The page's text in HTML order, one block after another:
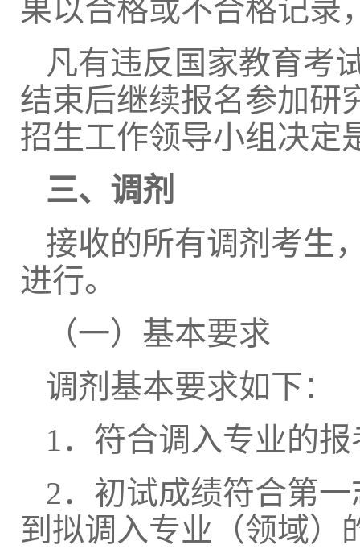
果以合格或不合格记录
凡有违反国家教育考
结束后继续报名参加研
招生工作领导小组决定
三、调剂
接收的所有调剂考生
进行。
（一）基本要求
调剂基本要求如下：
1．符合调入专业的
2．初试成绩符合第
到拟调入专业（领域）